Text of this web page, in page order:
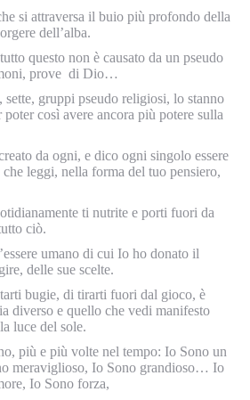
si attraversa il buio più profondo della
dell’alba.
questo non è causato da un pseudo
prove di Dio…
sette, gruppi pseudo religiosi, lo stanno
così avere ancora più potere sulla
da ogni, e dico ogni singolo essere
leggi, nella forma del tuo pensiero,
ti nutrite e porti fuori da
ciò.
umano di cui Io ho donato il
delle sue scelte.
bugie, di tirarti fuori dal gioco, è
diverso e quello che vedi manifesto
luce del sole.
più e più volte nel tempo: Io Sono un
meraviglioso, Io Sono grandioso… Io
Io Sono forza,